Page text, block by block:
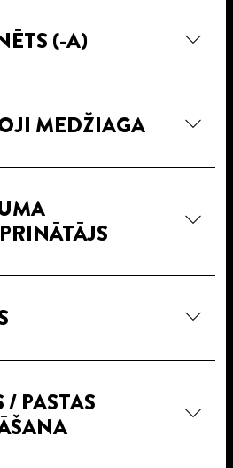
(-A)
MEDŽIAGA
/ PASTAS